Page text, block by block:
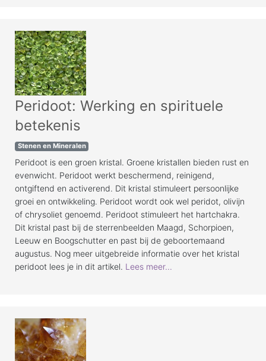
Peridoot: Werking en spirituele
betekenis
Stenen en Mineralen
Peridoot is een groen kristal. Groene kristallen bieden rust en
evenwicht. Peridoot werkt beschermend, reinigend,
ontgiftend en activerend. Dit kristal stimuleert persoonlijke
groei en ontwikkeling. Peridoot wordt ook wel peridot, olivijn
of chrysoliet genoemd. Peridoot stimuleert het hartchakra.
Dit kristal past bij de sterrenbeelden Maagd, Schorpioen,
Leeuw en Boogschutter en past bij de geboortemaand
augustus. Nog meer uitgebreide informatie over het kristal
peridoot lees je in dit artikel. Lees meer...